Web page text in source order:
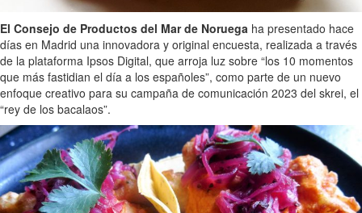
El Consejo de Productos del Mar de Noruega ha presentado hace
días en Madrid una innovadora y original encuesta, realizada a través
de la plataforma Ipsos Digital, que arroja luz sobre “los 10 momentos
que más fastidian el día a los españoles”, como parte de un nuevo
enfoque creativo para su campaña de comunicación 2023 del skrei, el
“rey de los bacalaos”.